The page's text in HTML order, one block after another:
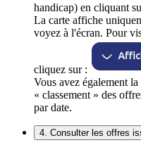
handicap) en cliquant
La carte affiche
voyez à l'écran. Pour
cliquez sur :
Vous avez également
« classement » des
par date.
4. Consulter les offres